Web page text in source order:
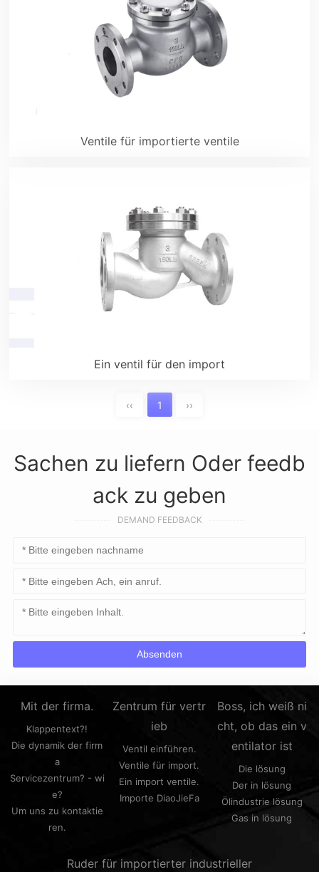
Ventile für importierte ventile
Ein ventil für den import
‹‹ 1 ››
Sachen zu liefern Oder feedb
ack zu geben
DEMAND FEEDBACK
Mit der firma.
Klappentext?!
Die dynamik der firm
a
Servicezentrum? - wi
e?
Um uns zu kontaktie
ren.
Zentrum für vertr
ieb
Ventil einführen.
Ventile für import.
Ein import ventile.
Importe DiaoJieFa
Boss, ich weiß ni
cht, ob das ein v
entilator ist
Die lösung
Der in lösung
Ölindustrie lösung
Gas in lösung
Ruder für importierter industrieller